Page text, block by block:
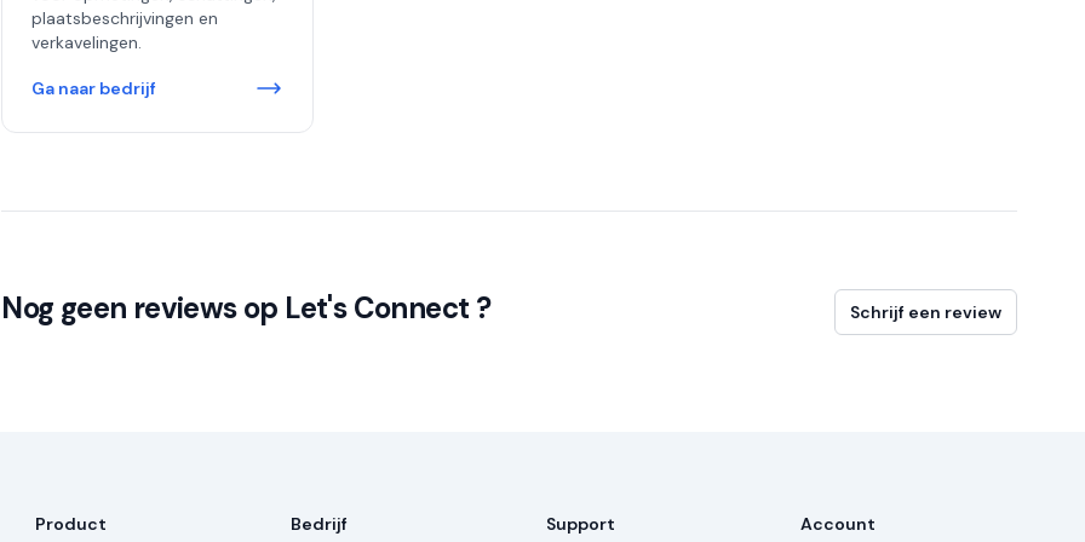
plaatsbeschrijvingen en
verkavelingen.
Ga naar bedrijf
Nog geen reviews op Let's Connect ? Schrijf een review
Product Bedrijf Support Account